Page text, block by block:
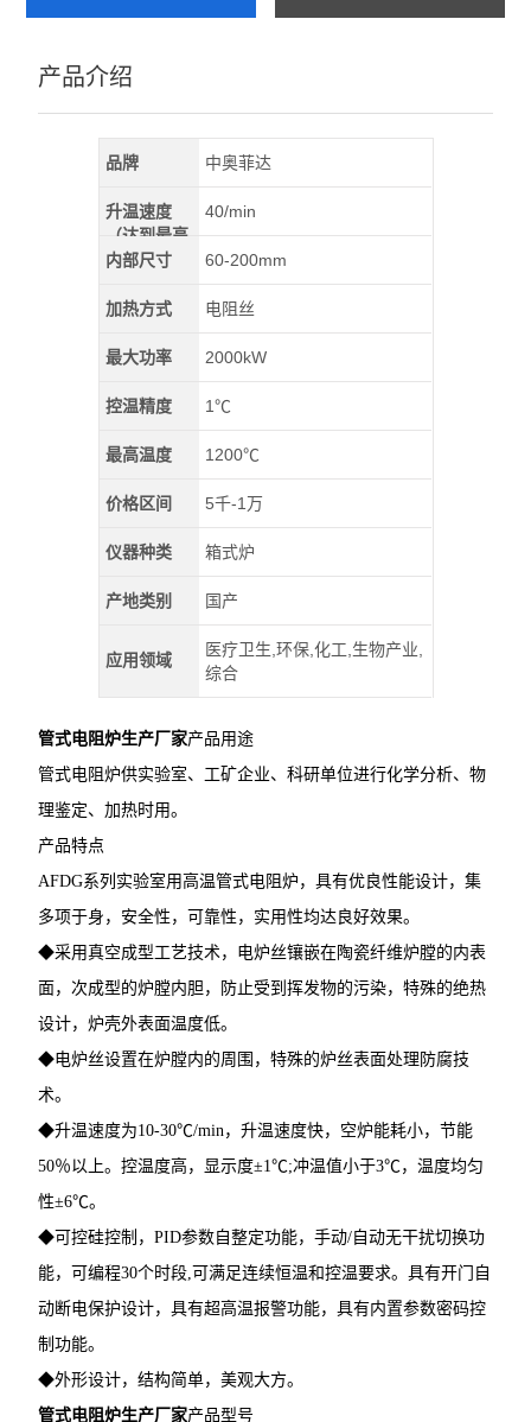
产品介绍
品牌 中奥菲达
升温速度
（达到最高
温）
40/min
内部尺寸 60-200mm
加热方式 电阻丝
最大功率 2000kW
控温精度 1℃
最高温度 1200℃
价格区间 5千-1万
仪器种类 箱式炉
产地类别 国产
应用领域
医疗卫生,环保,化工,生物产业,
综合
管式电阻炉生产厂家产品用途
管式电阻炉供实验室、工矿企业、科研单位进行化学分析、物
理鉴定、加热时用。
产品特点
AFDG系列实验室用高温管式电阻炉，具有优良性能设计，集
多项于身，安全性，可靠性，实用性均达良好效果。
◆采用真空成型工艺技术，电炉丝镶嵌在陶瓷纤维炉膛的内表
面，次成型的炉膛内胆，防止受到挥发物的污染，特殊的绝热
设计，炉壳外表面温度低。
◆电炉丝设置在炉膛内的周围，特殊的炉丝表面处理防腐技
术。
◆升温速度为10-30℃/min，升温速度快，空炉能耗小，节能
50％以上。控温度高，显示度±1℃;冲温值小于3℃，温度均匀
性±6℃。
◆可控硅控制，PID参数自整定功能，手动/自动无干扰切换功
能，可编程30个时段,可满足连续恒温和控温要求。具有开门自
动断电保护设计，具有超高温报警功能，具有内置参数密码控
制功能。
◆外形设计，结构简单，美观大方。
管式电阻炉生产厂家产品型号